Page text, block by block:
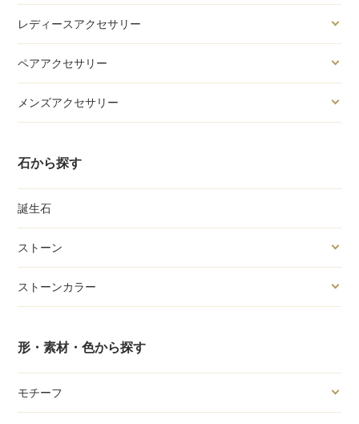
レディースアクセサリー
ペアアクセサリー
メンズアクセサリー
石から探す
誕生石
ストーン
ストーンカラー
形・素材・色から探す
モチーフ